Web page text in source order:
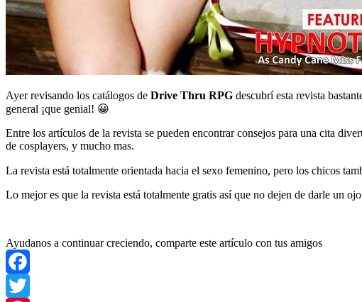
Ayer revisando los catálogos de Drive Thru RPG descubrí esta revista
general ¡que genial! 😀
Entre los artículos de la revista se pueden encontrar consejos para una cita
de cosplayers, y mucho mas.
La revista está totalmente orientada hacia el sexo femenino, pero los chicos
Lo mejor es que la revista está totalmente gratis así que no dejen de darle un
Ayudanos a continuar creciendo, comparte este artículo con tus amigos
Facebook